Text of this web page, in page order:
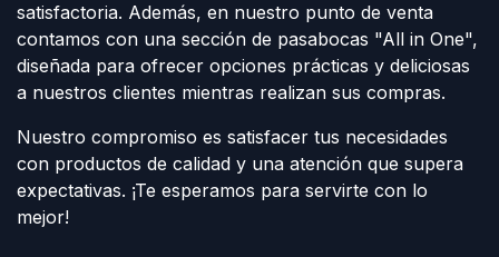
satisfactoria. Además, en nuestro punto de venta
contamos con una sección de pasabocas "All in One",
diseñada para ofrecer opciones prácticas y deliciosas
a nuestros clientes mientras realizan sus compras.
Nuestro compromiso es satisfacer tus necesidades
con productos de calidad y una atención que supera
expectativas. ¡Te esperamos para servirte con lo
mejor!